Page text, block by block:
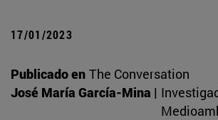
17/01/2023
Publicado en The Conversation
José María García-Mina |